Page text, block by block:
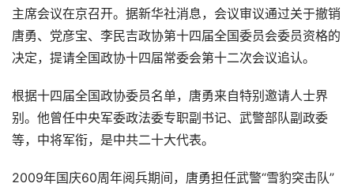
主席会议在京召开。据新华社消息，会议审议通过关于撤销
唐勇、党彦宝、李民吉政协第十四届全国委员会委员资格的
决定，提请全国政协十四届常委会第十二次会议追认。
根据十四届全国政协委员名单，唐勇来自特别邀请人士界
别。他曾任中央军委政法委专职副书记、武警部队副政委
等，中将军衔，是中共二十大代表。
2009年国庆60周年阅兵期间，唐勇担任武警“雪豹突击队”